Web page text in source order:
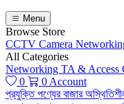
Menu
Browse Store
CCTV Camera
All Categories
Networking TA & Access
0
0 Account
প্রযুক্তি পণ্যের বাজার